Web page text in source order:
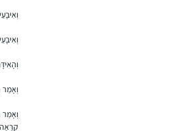
וְאָמַר
וְאָמַר